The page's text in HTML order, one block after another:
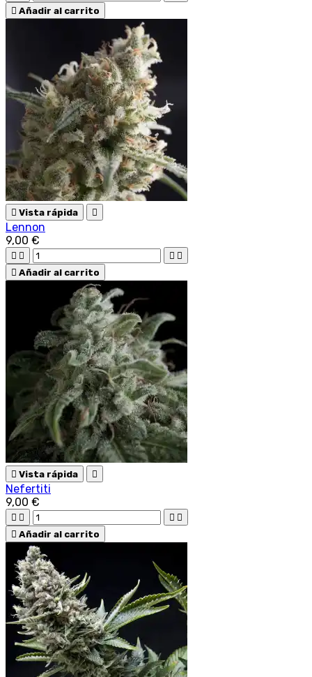
 Añadir al carrito
 Vista rápida 
Lennon
9,00 €
   
 Añadir al carrito
 Vista rápida 
Nefertiti
9,00 €
   
 Añadir al carrito